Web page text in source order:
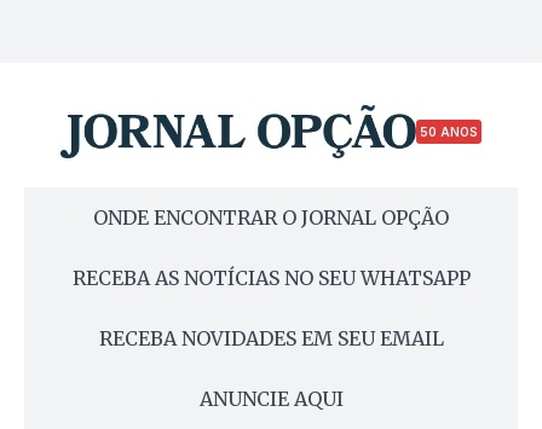
50 ANOS
ONDE ENCONTRAR O JORNAL OPÇÃO
RECEBA AS NOTÍCIAS NO SEU WHATSAPP
RECEBA NOVIDADES EM SEU EMAIL
ANUNCIE AQUI